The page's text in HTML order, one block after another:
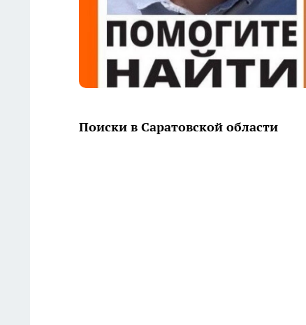
Поиски в Саратовской области